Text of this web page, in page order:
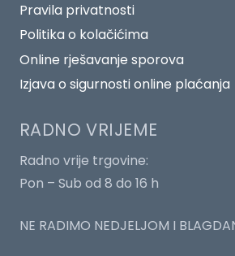
Pravila privatnosti
Politika o kolačićima
Online rješavanje sporova
Izjava o sigurnosti online plaćanja
RADNO VRIJEME
Radno vrije trgovine:
Pon – Sub od 8 do 16 h
NE RADIMO NEDJELJOM I